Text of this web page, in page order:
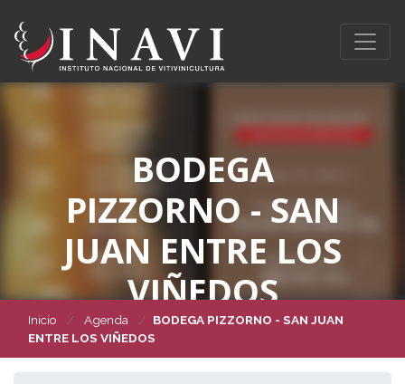
BODEGA
PIZZORNO - SAN
JUAN ENTRE LOS
VIÑEDOS
Inicio Agenda
BODEGA PIZZORNO - SAN JUAN
ENTRE LOS VIÑEDOS